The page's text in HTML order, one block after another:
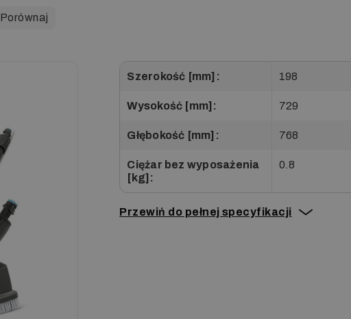
Porównaj
Szerokość [mm]: 198
Wysokość [mm]: 729
Głębokość [mm]: 768
Ciężar bez wyposażenia
[kg]:
0.8
Przewiń do pełnej specyfikacji